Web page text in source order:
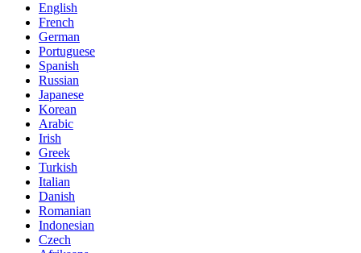
English
French
German
Portuguese
Spanish
Russian
Japanese
Korean
Arabic
Irish
Greek
Turkish
Italian
Danish
Romanian
Indonesian
Czech